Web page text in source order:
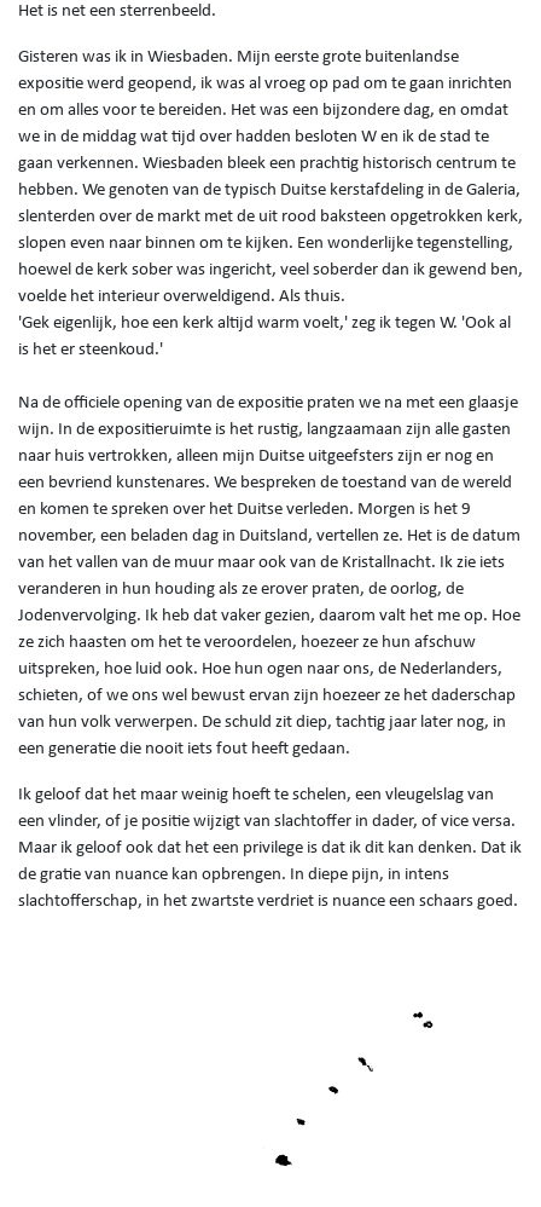
Het is net een sterrenbeeld.
Gisteren was ik in Wiesbaden. Mijn eerste grote buitenlandse
expositie werd geopend, ik was al vroeg op pad om te gaan inrichten
en om alles voor te bereiden. Het was een bijzondere dag, en omdat
we in de middag wat tijd over hadden besloten W en ik de stad te
gaan verkennen. Wiesbaden bleek een prachtig historisch centrum te
hebben. We genoten van de typisch Duitse kerstafdeling in de Galeria,
slenterden over de markt met de uit rood baksteen opgetrokken kerk,
slopen even naar binnen om te kijken. Een wonderlijke tegenstelling,
hoewel de kerk sober was ingericht, veel soberder dan ik gewend ben,
voelde het interieur overweldigend. Als thuis.
'Gek eigenlijk, hoe een kerk altijd warm voelt,' zeg ik tegen W. 'Ook al
is het er steenkoud.'
Na de officiele opening van de expositie praten we na met een glaasje
wijn. In de expositieruimte is het rustig, langzaamaan zijn alle gasten
naar huis vertrokken, alleen mijn Duitse uitgeefsters zijn er nog en
een bevriend kunstenares. We bespreken de toestand van de wereld
en komen te spreken over het Duitse verleden. Morgen is het 9
november, een beladen dag in Duitsland, vertellen ze. Het is de datum
van het vallen van de muur maar ook van de Kristallnacht. Ik zie iets
veranderen in hun houding als ze erover praten, de oorlog, de
Jodenvervolging. Ik heb dat vaker gezien, daarom valt het me op. Hoe
ze zich haasten om het te veroordelen, hoezeer ze hun afschuw
uitspreken, hoe luid ook. Hoe hun ogen naar ons, de Nederlanders,
schieten, of we ons wel bewust ervan zijn hoezeer ze het daderschap
van hun volk verwerpen. De schuld zit diep, tachtig jaar later nog, in
een generatie die nooit iets fout heeft gedaan.
Ik geloof dat het maar weinig hoeft te schelen, een vleugelslag van
een vlinder, of je positie wijzigt van slachtoffer in dader, of vice versa.
Maar ik geloof ook dat het een privilege is dat ik dit kan denken. Dat ik
de gratie van nuance kan opbrengen. In diepe pijn, in intens
slachtofferschap, in het zwartste verdriet is nuance een schaars goed.